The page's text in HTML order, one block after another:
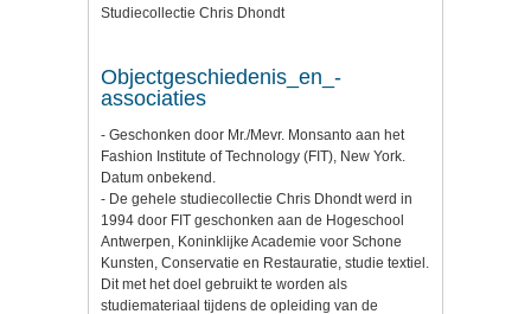
Studiecollectie Chris Dhondt
Objectgeschiedenis_en_-
associaties
- Geschonken door Mr./Mevr. Monsanto aan het
Fashion Institute of Technology (FIT), New York.
Datum onbekend.
- De gehele studiecollectie Chris Dhondt werd in
1994 door FIT geschonken aan de Hogeschool
Antwerpen, Koninklijke Academie voor Schone
Kunsten, Conservatie en Restauratie, studie textiel.
Dit met het doel gebruikt te worden als
studiemateriaal tijdens de opleiding van de